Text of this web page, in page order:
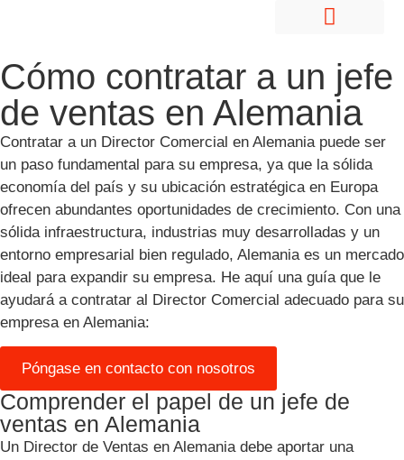
Cómo contratar a un jefe
de ventas en Alemania
Contratar a un Director Comercial en Alemania puede ser
un paso fundamental para su empresa, ya que la sólida
economía del país y su ubicación estratégica en Europa
ofrecen abundantes oportunidades de crecimiento. Con una
sólida infraestructura, industrias muy desarrolladas y un
entorno empresarial bien regulado, Alemania es un mercado
ideal para expandir su empresa. He aquí una guía que le
ayudará a contratar al Director Comercial adecuado para su
empresa en Alemania:
Póngase en contacto con nosotros
Comprender el papel de un jefe de
ventas en Alemania
Un Director de Ventas en Alemania debe aportar una